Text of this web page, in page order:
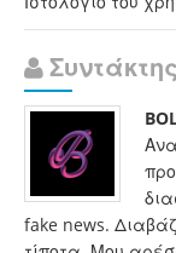
Συντάκτης
fake news.